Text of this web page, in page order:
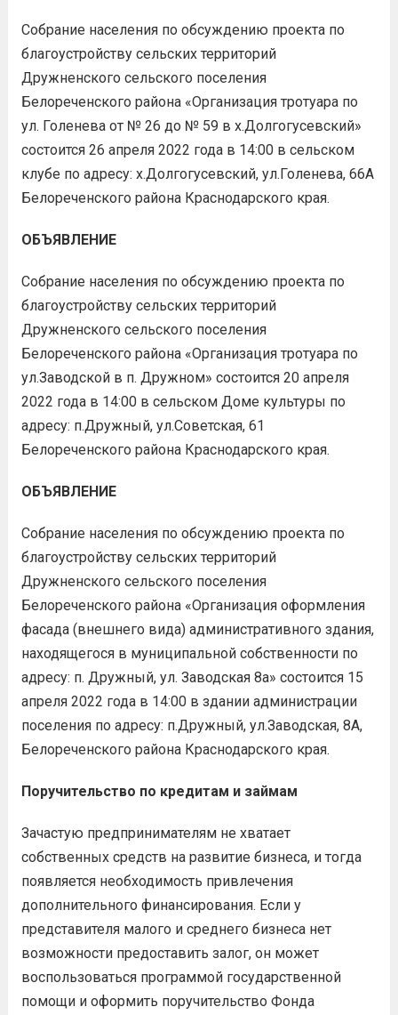
Собрание населения по обсуждению проекта по
благоустройству сельских территорий
Дружненского сельского поселения
Белореченского района «Организация тротуара по
ул. Голенева от № 26 до № 59 в х.Долгогусевский»
состоится 26 апреля 2022 года в 14:00 в сельском
клубе по адресу: х.Долгогусевский, ул.Голенева, 66А
Белореченского района Краснодарского края.
ОБЪЯВЛЕНИЕ
Собрание населения по обсуждению проекта по
благоустройству сельских территорий
Дружненского сельского поселения
Белореченского района «Организация тротуара по
ул.Заводской в п. Дружном» состоится 20 апреля
2022 года в 14:00 в сельском Доме культуры по
адресу: п.Дружный, ул.Советская, 61
Белореченского района Краснодарского края.
ОБЪЯВЛЕНИЕ
Собрание населения по обсуждению проекта по
благоустройству сельских территорий
Дружненского сельского поселения
Белореченского района «Организация оформления
фасада (внешнего вида) административного здания,
находящегося в муниципальной собственности по
адресу: п. Дружный, ул. Заводская 8а» состоится 15
апреля 2022 года в 14:00 в здании администрации
поселения по адресу: п.Дружный, ул.Заводская, 8А,
Белореченского района Краснодарского края.
Поручительство по кредитам и займам
Зачастую предпринимателям не хватает
собственных средств на развитие бизнеса, и тогда
появляется необходимость привлечения
дополнительного финансирования. Если у
представителя малого и среднего бизнеса нет
возможности предоставить залог, он может
воспользоваться программой государственной
помощи и оформить поручительство Фонда